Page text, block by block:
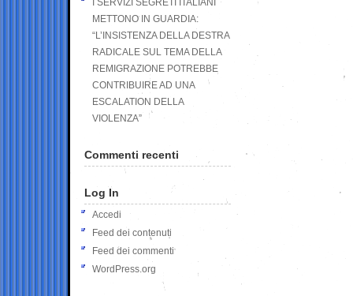
I SERVIZI SEGRETI ITALIANI
METTONO IN GUARDIA:
“L’INSISTENZA DELLA DESTRA
RADICALE SUL TEMA DELLA
REMIGRAZIONE POTREBBE
CONTRIBUIRE AD UNA
ESCALATION DELLA
VIOLENZA”
Commenti recenti
Log In
Accedi
Feed dei contenuti
Feed dei commenti
WordPress.org